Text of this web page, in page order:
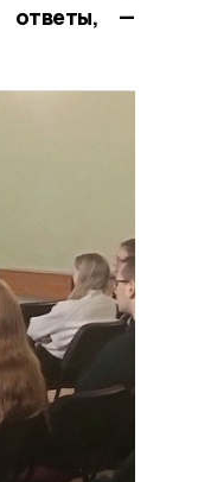
ответы, —